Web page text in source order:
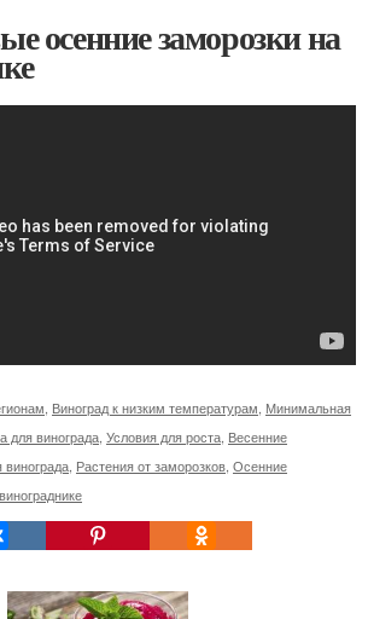
осенние заморозки на
Виноград к низким температурам Минимальная
для винограда Условия для роста Весенние
Растения от заморозков Осенние